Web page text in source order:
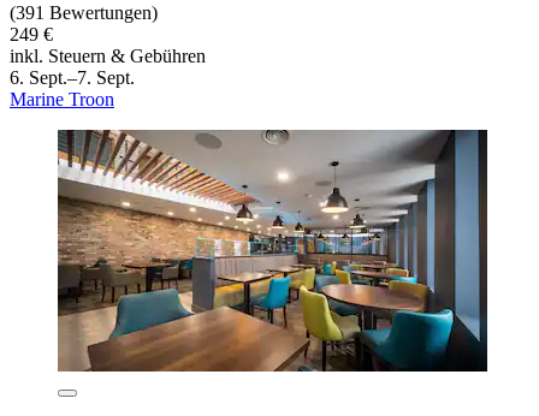
(391 Bewertungen)
249 €
inkl. Steuern & Gebühren
6. Sept.–7. Sept.
Marine Troon